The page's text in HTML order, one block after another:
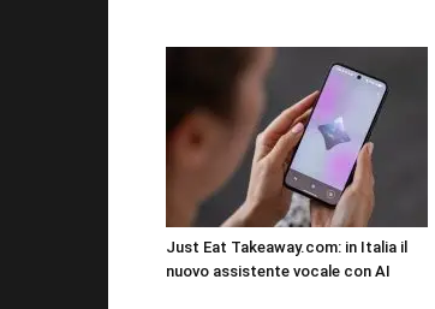
Just Eat Takeaway.com: in Italia il
nuovo assistente vocale con AI